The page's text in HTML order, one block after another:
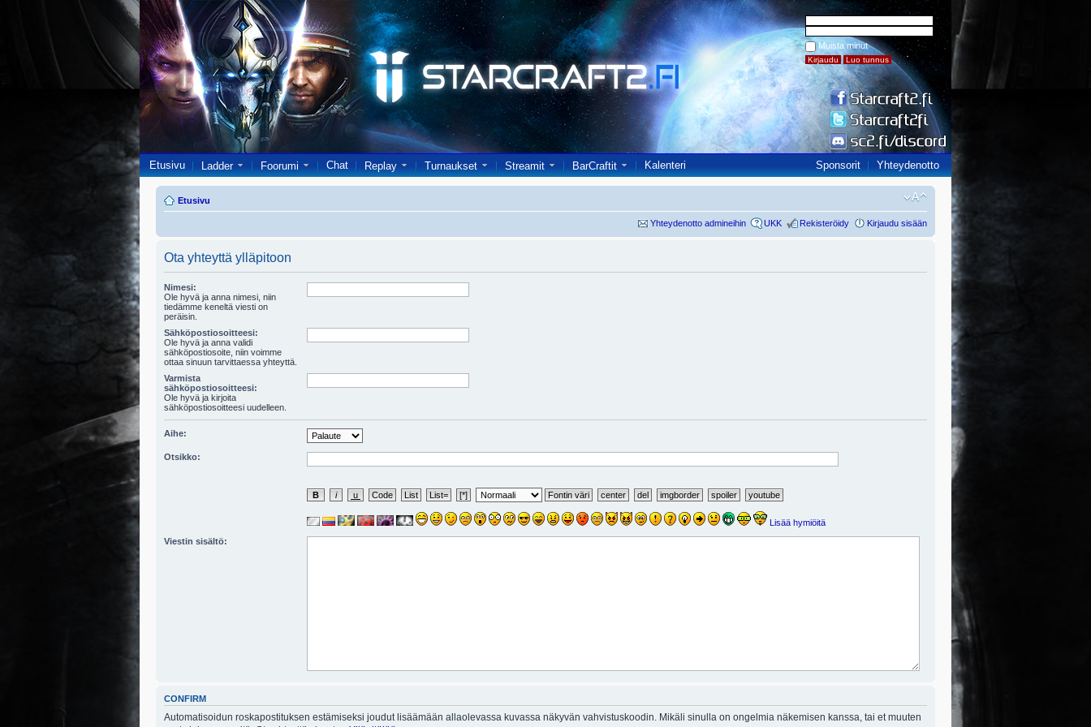
Muista minut
Etusivu Ladder Foorumi Chat Replay Turnaukset Streamit BarCraftit Kalenteri Sponsorit Yhteydenotto
Etusivu
Yhteydenotto admineihin UKK Rekisteröidy Kirjaudu sisään
Ota yhteyttä ylläpitoon
Nimesi:
Ole hyvä ja anna nimesi, niin
tiedämme keneltä viesti on
peräisin.
Sähköpostiosoitteesi:
Ole hyvä ja anna validi
sähköpostiosoite, niin voimme
ottaa sinuun tarvittaessa yhteyttä.
Varmista
sähköpostiosoitteesi:
Ole hyvä ja kirjoita
sähköpostiosoitteesi uudelleen.
Aihe:
Otsikko:
Lisää hymiöitä
Viestin sisältö:
CONFIRM
Automatisoidun roskapostituksen estämiseksi joudut lisäämään allaolevassa kuvassa näkyvän vahvistuskoodin. Mikäli sinulla on ongelmia näkemisen kanssa, tai et muuten